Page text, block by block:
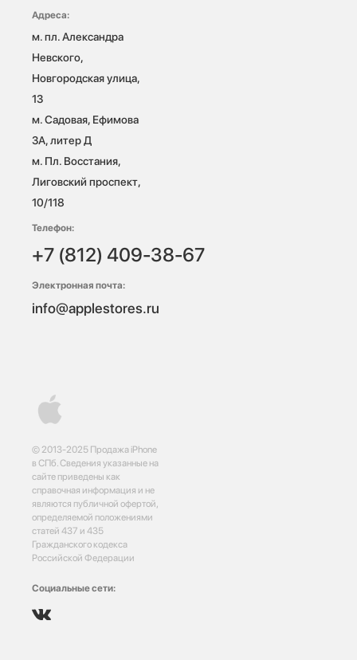
© 2013-2025 Продажа iPhone
в СПб. Сведения указанные на
сайте приведены как
справочная информация и не
являются публичной офертой,
определяемой положениями
статей 437 и 435
Гражданского кодекса
Российской Федерации
Социальные сети:
Адреса:
м. пл. Александра
Невского,
Новгородская улица,
13
м. Садовая, Ефимова
3А, литер Д
м. Пл. Восстания,
Лиговский проспект,
10/118
Телефон:
+7 (812) 409-38-67
Электронная почта:
info@applestores.ru